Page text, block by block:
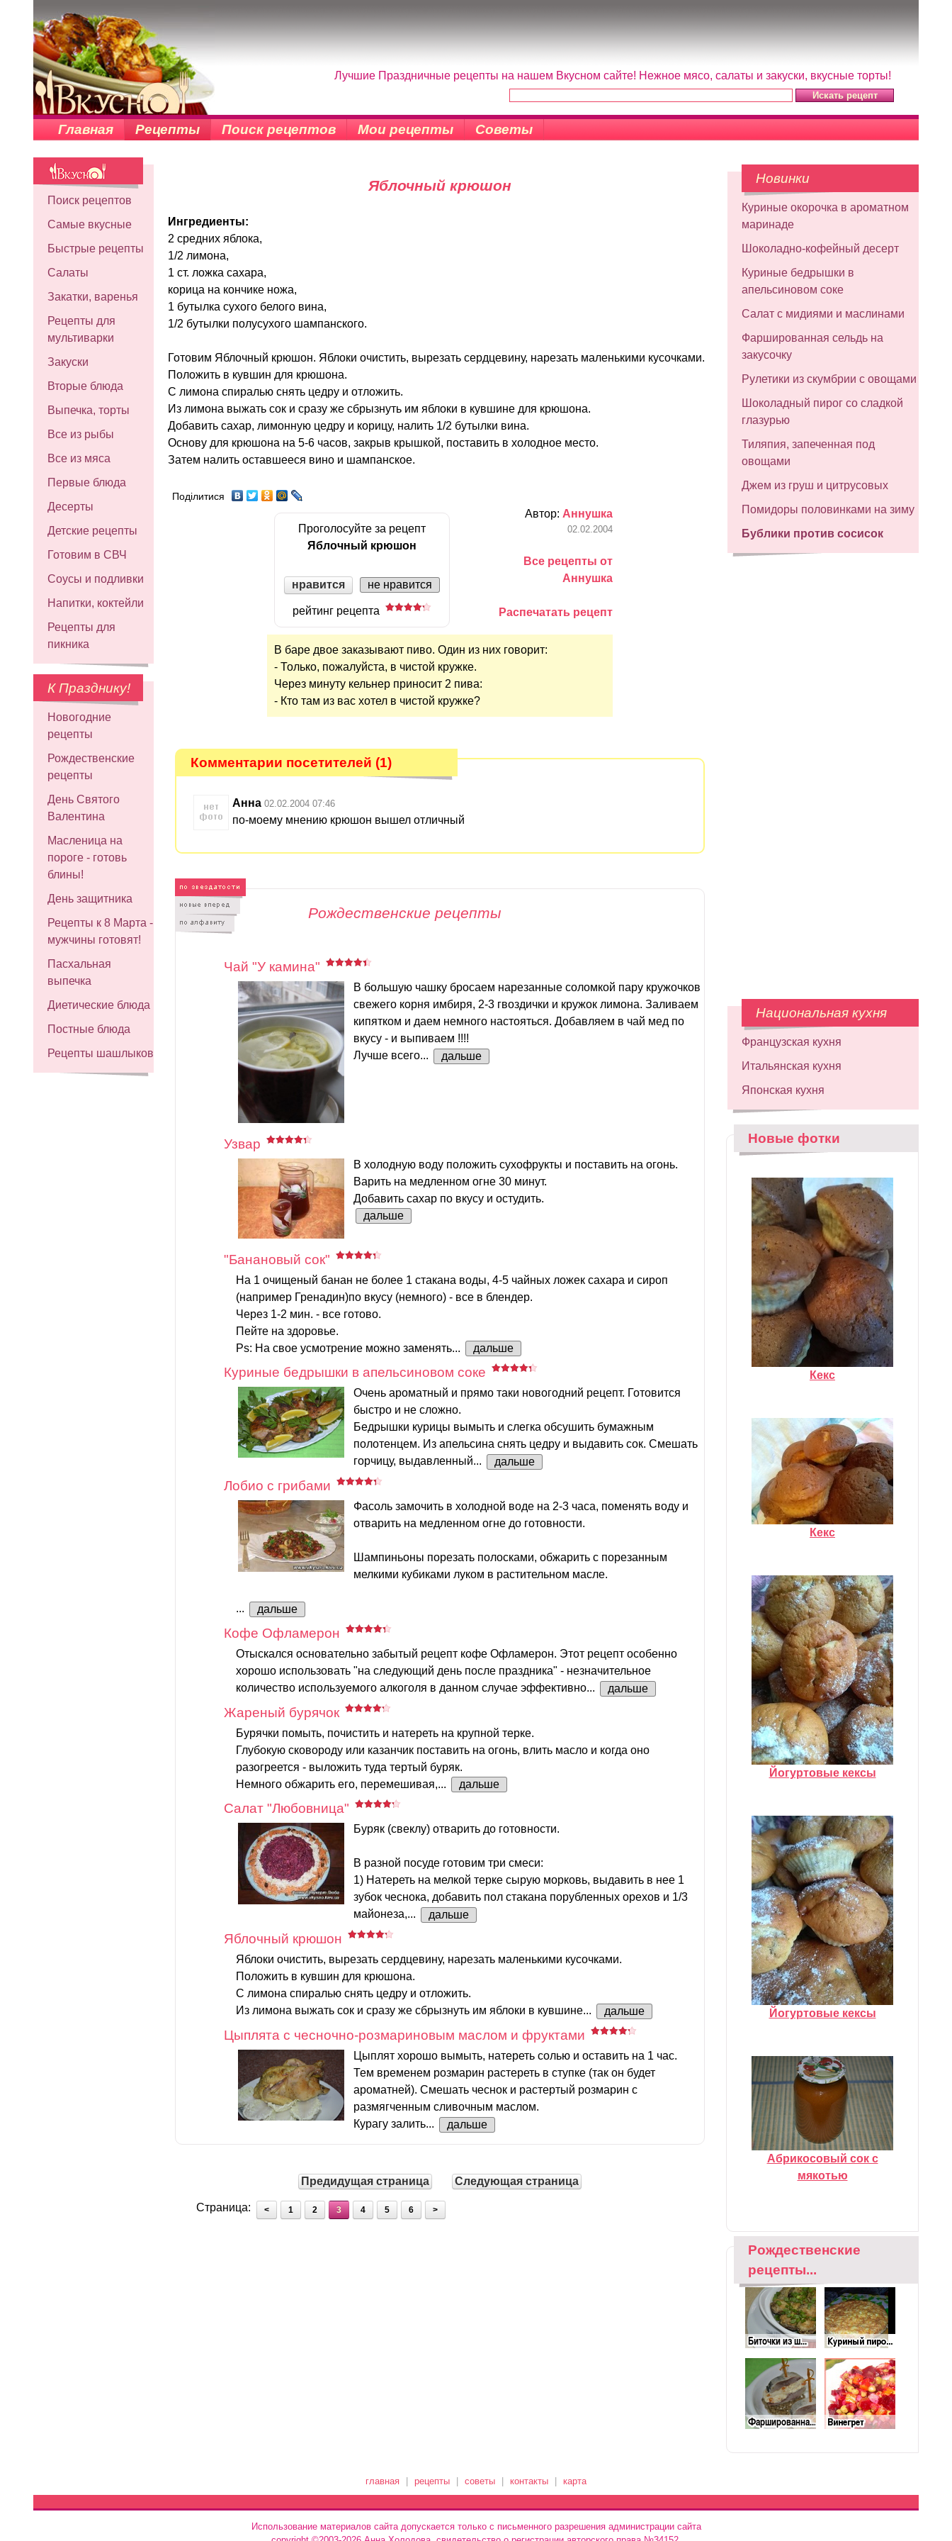
Лучшие Праздничные рецепты на нашем Вкусном сайте! Нежное мясо, салаты и закуски, вкусные торты!
Главная Рецепты Поиск рецептов Мои рецепты Советы
Поиск рецептов
Самые вкусные
Быстрые рецепты
Салаты
Закатки, варенья
Рецепты для
мультиварки
Закуски
Вторые блюда
Выпечка, торты
Все из рыбы
Все из мяса
Первые блюда
Десерты
Детские рецепты
Готовим в СВЧ
Соусы и подливки
Напитки, коктейли
Рецепты для
пикника
К Празднику!
Новогодние
рецепты
Рождественские
рецепты
День Святого
Валентина
Масленица на
пороге - готовь
блины!
День защитника
Рецепты к 8 Марта -
мужчины готовят!
Пасхальная
выпечка
Диетические блюда
Постные блюда
Рецепты шашлыков
Яблочный крюшон
Ингредиенты:
2 средних яблока,
1/2 лимона,
1 ст. ложка сахара,
корица на кончике ножа,
1 бутылка сухого белого вина,
1/2 бутылки полусухого шампанского.
Готовим Яблочный крюшон. Яблоки очистить, вырезать сердцевину, нарезать маленькими кусочками.
Положить в кувшин для крюшона.
С лимона спиралью снять цедру и отложить.
Из лимона выжать сок и сразу же сбрызнуть им яблоки в кувшине для крюшона.
Добавить сахар, лимонную цедру и корицу, налить 1/2 бутылки вина.
Основу для крюшона на 5-6 часов, закрыв крышкой, поставить в холодное место.
Затем налить оставшееся вино и шампанское.
Поділитися
Проголосуйте за рецепт
Яблочный крюшон
нравится не нравится
рейтинг рецепта
Автор: Аннушка
02.02.2004
Все рецепты от
Аннушка
Распечатать рецепт
В баре двое заказывают пиво. Один из них говорит:
- Только, пожалуйста, в чистой кружке.
Через минуту кельнер приносит 2 пива:
- Кто там из вас хотел в чистой кружке?
Комментарии посетителей (1)
Анна 02.02.2004 07:46
по-моему мнению крюшон вышел отличный
Рождественские рецепты
Чай "У камина"
В большую чашку бросаем нарезанные соломкой пару кружочков
свежего корня имбиря, 2-3 гвоздички и кружок лимона. Заливаем
кипятком и даем немного настояться. Добавляем в чай мед по
вкусу - и выпиваем !!!!
Лучше всего...
дальше
Узвар
В холодную воду положить сухофрукты и поставить на огонь.
Варить на медленном огне 30 минут.
Добавить сахар по вкусу и остудить.
дальше
"Банановый сок"
На 1 очищеный банан не более 1 стакана воды, 4-5 чайных ложек сахара и сироп
(например Гренадин)по вкусу (немного) - все в блендер.
Через 1-2 мин. - все готово.
Пейте на здоровье.
Ps: На свое усмотрение можно заменять...
дальше
Куриные бедрышки в апельсиновом соке
Очень ароматный и прямо таки новогодний рецепт. Готовится
быстро и не сложно.
Бедрышки курицы вымыть и слегка обсушить бумажным
полотенцем. Из апельсина снять цедру и выдавить сок. Смешать
горчицу, выдавленный...
дальше
Лобио с грибами
Фасоль замочить в холодной воде на 2-3 часа, поменять воду и
отварить на медленном огне до готовности.
Шампиньоны порезать полосками, обжарить с порезанным
мелкими кубиками луком в растительном масле.
... дальше
Кофе Офламерон
Отыскался основательно забытый рецепт кофе Офламерон. Этот рецепт особенно
хорошо использовать "на следующий день после праздника" - незначительное
количество используемого алкоголя в данном случае эффективно...
дальше
Жареный бурячок
Бурячки помыть, почистить и натереть на крупной терке.
Глубокую сковороду или казанчик поставить на огонь, влить масло и когда оно
разогреется - выложить туда тертый буряк.
Немного обжарить его, перемешивая,...
дальше
Салат "Любовница"
Буряк (свеклу) отварить до готовности.
В разной посуде готовим три смеси:
1) Натереть на мелкой терке сырую морковь, выдавить в нее 1
зубок чеснока, добавить пол стакана порубленных орехов и 1/3
майонеза,...
дальше
Яблочный крюшон
Яблоки очистить, вырезать сердцевину, нарезать маленькими кусочками.
Положить в кувшин для крюшона.
С лимона спиралью снять цедру и отложить.
Из лимона выжать сок и сразу же сбрызнуть им яблоки в кувшине...
дальше
Цыплята с чесночно-розмариновым маслом и фруктами
Цыплят хорошо вымыть, натереть солью и оставить на 1 час.
Тем временем розмарин растереть в ступке (так он будет
ароматней). Смешать чеснок и растертый розмарин с
размягченным сливочным маслом.
Курагу залить...
дальше
Предидущая страница Следующая страница
Страница: < 1 2 3 4 5 6 >
Новинки
Куриные окорочка в ароматном
маринаде
Шоколадно-кофейный десерт
Куриные бедрышки в
апельсиновом соке
Салат с мидиями и маслинами
Фаршированная сельдь на
закусочку
Рулетики из скумбрии с овощами
Шоколадный пирог со сладкой
глазурью
Тиляпия, запеченная под
овощами
Джем из груш и цитрусовых
Помидоры половинками на зиму
Бублики против сосисок
Национальная кухня
Французская кухня
Итальянская кухня
Японская кухня
Новые фотки
Кекс
Кекс
Йогуртовые кексы
Йогуртовые кексы
Абрикосовый сок с
мякотью
Рождественские
рецепты...
главная рецепты советы контакты карта
Использование материалов сайта допускается только с письменного разрешения администрации сайта